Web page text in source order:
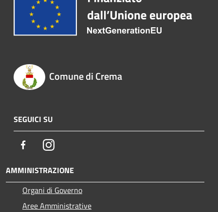
Comune di Crema
SEGUICI SU
FacebookInstagram
AMMINISTRAZIONE
Organi di Governo
Aree Amministrative